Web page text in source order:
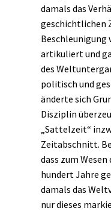
damals das
geschichtlichen
Beschleunigung
artikuliert und
des
politisch und
änderte sich
Disziplin
„Sattelzeit“
Zeitabschnitt.
dass zum
hundert Jahre
damals das
nur dieses